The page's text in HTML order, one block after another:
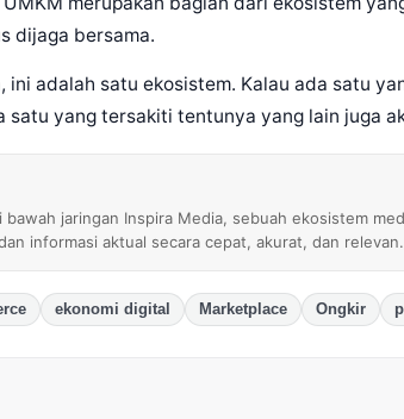
dijaga bersama.
ini adalah satu ekosistem. Kalau ada satu
satu yang tersakiti tentunya yang lain juga
bawah jaringan Inspira Media, sebuah ekosistem
informasi aktual secara cepat, akurat, dan relevan.
ekonomi digital Marketplace Ongkir